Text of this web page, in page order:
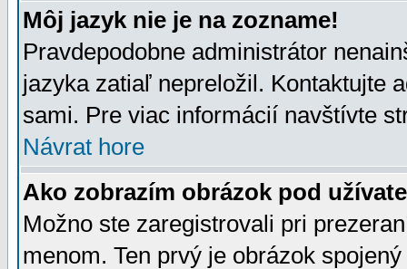
Môj jazyk nie je na zozname!
Pravdepodobne administrátor
jazyka zatiaľ nepreložil. Kontaktujte
sami. Pre viac informácií navštívte
Návrat hore
Ako zobrazím obrázok pod
Možno ste zaregistrovali pri
menom. Ten prvý je obrázok